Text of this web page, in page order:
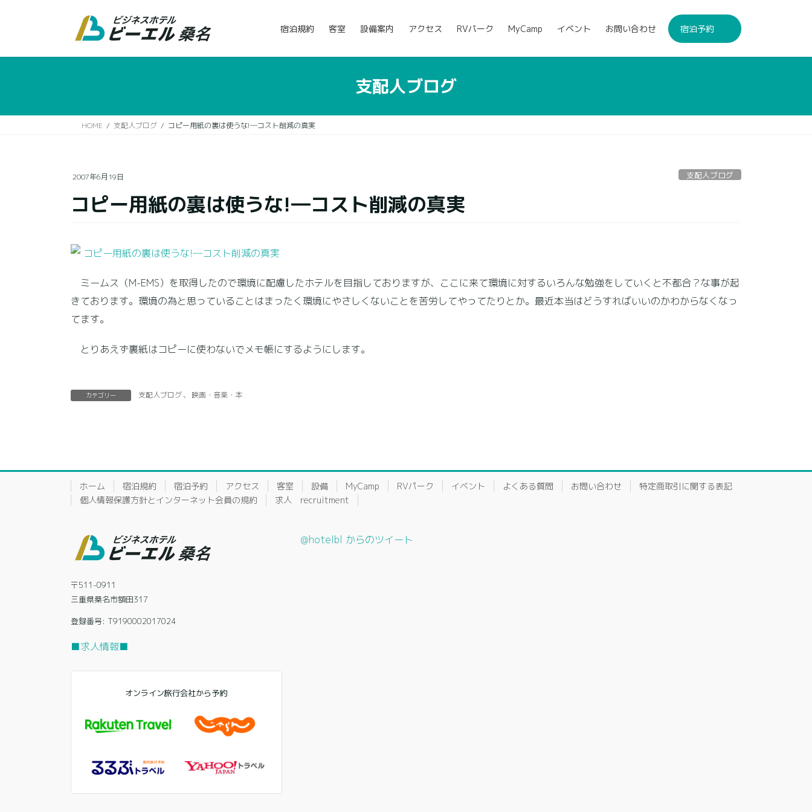
宿泊規約 客室 設備案内 アクセス RVパーク MyCamp イベント お問い合わせ 宿泊予約
支配人ブログ
HOME 支配人ブログ コピー用紙の裏は使うな!―コスト削減の真実
2007年6月19日 支配人ブログ
コピー用紙の裏は使うな!―コスト削減の真実
コピー用紙の裏は使うな!―コスト削減の真実
ミームス（M-EMS）を取得したので環境に配慮したホテルを目指しておりますが、ここに来て環境に対するいろんな勉強をしていくと不都合？な事が起
きております。環境の為と思っていることはまったく環境にやさしくないことを苦労してやってたりとか。最近本当はどうすればいいのかわからなくなっ
てます。
とりあえず裏紙はコピーに使わないでメモ帳にするようにします。
カテゴリー 支配人ブログ、 映画・音楽・本
ホーム 宿泊規約 宿泊予約 アクセス 客室 設備 MyCamp RVパーク イベント よくある質問 お問い合わせ
特定商取引に関する表記
個人情報保護方針とインターネット会員の規約
求人 recruitment
〒511-0911
三重県桑名市額田317
登録番号: T9190002017024
■求人情報■
オンライン旅行会社から予約
@hotelbl からのツイート